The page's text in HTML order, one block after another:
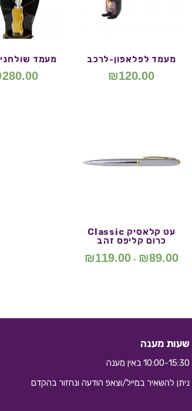
מעמד לפלאפון-לרכב
₪120.00
מעמד
280.00
עט קלאסיק Classic
כרום קליפס זהב
₪89.00
–
₪119.00
שעות מענה
10:00-15:30 באין מענה
ניתן להשאיר במייל/וצאפ הודעה ונחזור בהקדם